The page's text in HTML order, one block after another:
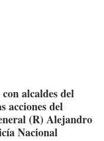
alcaldes del
acciones del
(R) Alejandro
Nacional